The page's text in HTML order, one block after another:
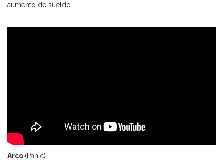
aumento de sueldo.
Arco (Panic)